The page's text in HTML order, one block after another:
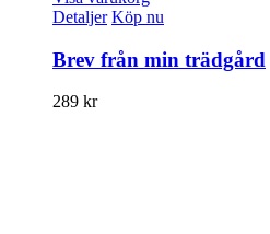
Detaljer Köp nu
Brev från min trädgård
289 kr